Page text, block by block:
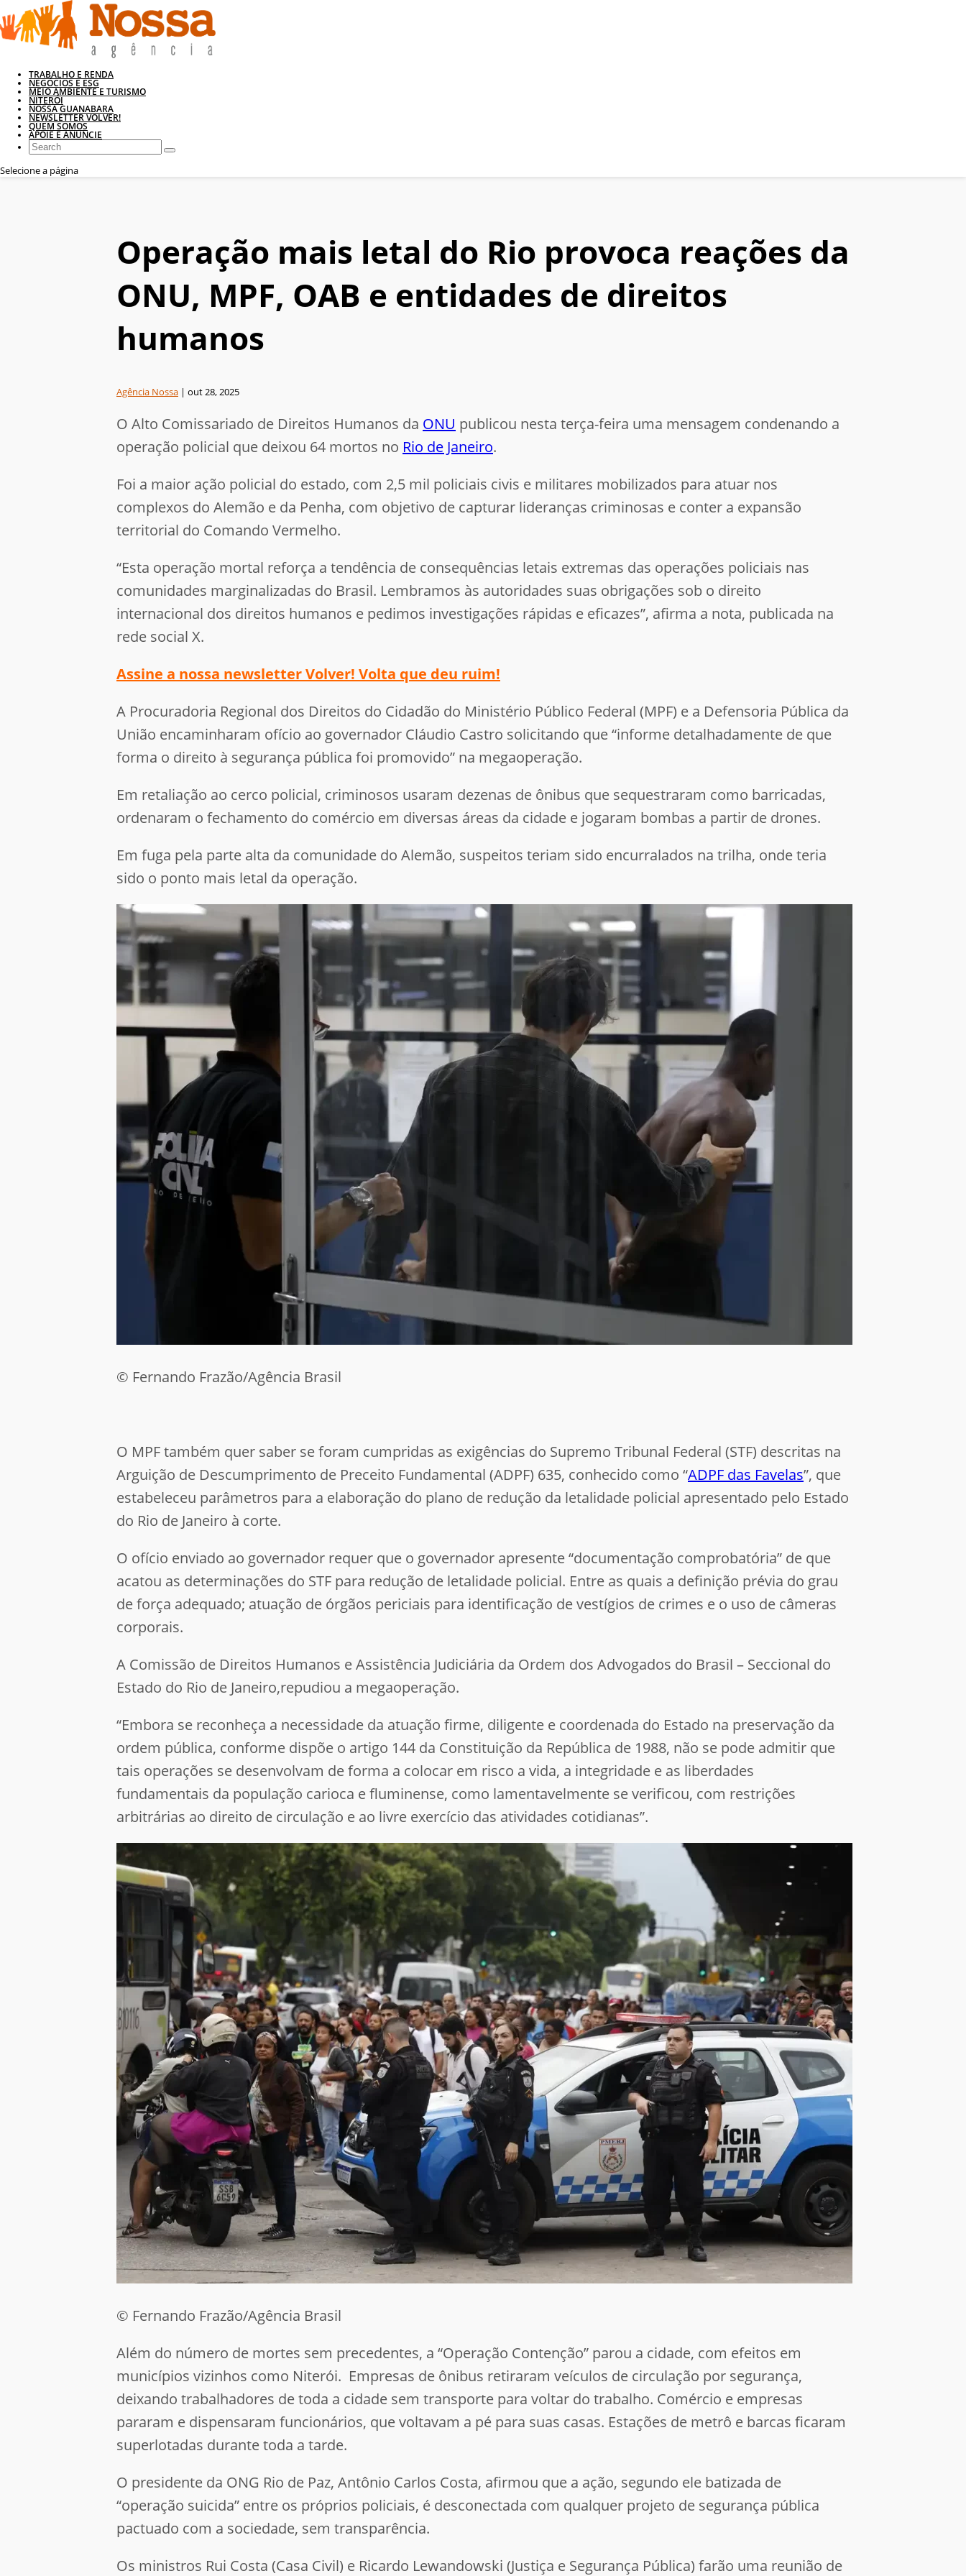
TRABALHO E RENDA
NEGÓCIOS E ESG
MEIO AMBIENTE E TURISMO
NITERÓI
NOSSA GUANABARA
NEWSLETTER VOLVER!
QUEM SOMOS
APOIE E ANUNCIE
Selecione a página
Operação mais letal do Rio provoca reações da
ONU, MPF, OAB e entidades de direitos
humanos
Agência Nossa | out 28, 2025
O Alto Comissariado de Direitos Humanos da ONU publicou nesta terça-feira uma mensagem condenando a
operação policial que deixou 64 mortos no Rio de Janeiro.
Foi a maior ação policial do estado, com 2,5 mil policiais civis e militares mobilizados para atuar nos
complexos do Alemão e da Penha, com objetivo de capturar lideranças criminosas e conter a expansão
territorial do Comando Vermelho.
“Esta operação mortal reforça a tendência de consequências letais extremas das operações policiais nas
comunidades marginalizadas do Brasil. Lembramos às autoridades suas obrigações sob o direito
internacional dos direitos humanos e pedimos investigações rápidas e eficazes”, afirma a nota, publicada na
rede social X.
Assine a nossa newsletter Volver! Volta que deu ruim!
A Procuradoria Regional dos Direitos do Cidadão do Ministério Público Federal (MPF) e a Defensoria Pública da
União encaminharam ofício ao governador Cláudio Castro solicitando que “informe detalhadamente de que
forma o direito à segurança pública foi promovido” na megaoperação.
Em retaliação ao cerco policial, criminosos usaram dezenas de ônibus que sequestraram como barricadas,
ordenaram o fechamento do comércio em diversas áreas da cidade e jogaram bombas a partir de drones.
Em fuga pela parte alta da comunidade do Alemão, suspeitos teriam sido encurralados na trilha, onde teria
sido o ponto mais letal da operação.
© Fernando Frazão/Agência Brasil
O MPF também quer saber se foram cumpridas as exigências do Supremo Tribunal Federal (STF) descritas na
Arguição de Descumprimento de Preceito Fundamental (ADPF) 635, conhecido como “ADPF das Favelas”, que
estabeleceu parâmetros para a elaboração do plano de redução da letalidade policial apresentado pelo Estado
do Rio de Janeiro à corte.
O ofício enviado ao governador requer que o governador apresente “documentação comprobatória” de que
acatou as determinações do STF para redução de letalidade policial. Entre as quais a definição prévia do grau
de força adequado; atuação de órgãos periciais para identificação de vestígios de crimes e o uso de câmeras
corporais.
A Comissão de Direitos Humanos e Assistência Judiciária da Ordem dos Advogados do Brasil – Seccional do
Estado do Rio de Janeiro,repudiou a megaoperação.
“Embora se reconheça a necessidade da atuação firme, diligente e coordenada do Estado na preservação da
ordem pública, conforme dispõe o artigo 144 da Constituição da República de 1988, não se pode admitir que
tais operações se desenvolvam de forma a colocar em risco a vida, a integridade e as liberdades
fundamentais da população carioca e fluminense, como lamentavelmente se verificou, com restrições
arbitrárias ao direito de circulação e ao livre exercício das atividades cotidianas”.
© Fernando Frazão/Agência Brasil
Além do número de mortes sem precedentes, a “Operação Contenção” parou a cidade, com efeitos em
municípios vizinhos como Niterói. Empresas de ônibus retiraram veículos de circulação por segurança,
deixando trabalhadores de toda a cidade sem transporte para voltar do trabalho. Comércio e empresas
pararam e dispensaram funcionários, que voltavam a pé para suas casas. Estações de metrô e barcas ficaram
superlotadas durante toda a tarde.
O presidente da ONG Rio de Paz, Antônio Carlos Costa, afirmou que a ação, segundo ele batizada de
“operação suicida” entre os próprios policiais, é desconectada com qualquer projeto de segurança pública
pactuado com a sociedade, sem transparência.
Os ministros Rui Costa (Casa Civil) e Ricardo Lewandowski (Justiça e Segurança Pública) farão uma reunião de